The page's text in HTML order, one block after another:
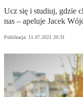
Ucz się i studiuj, gdzie
nas – apeluje Jacek
Publikacja: 11.07.2021 20:31